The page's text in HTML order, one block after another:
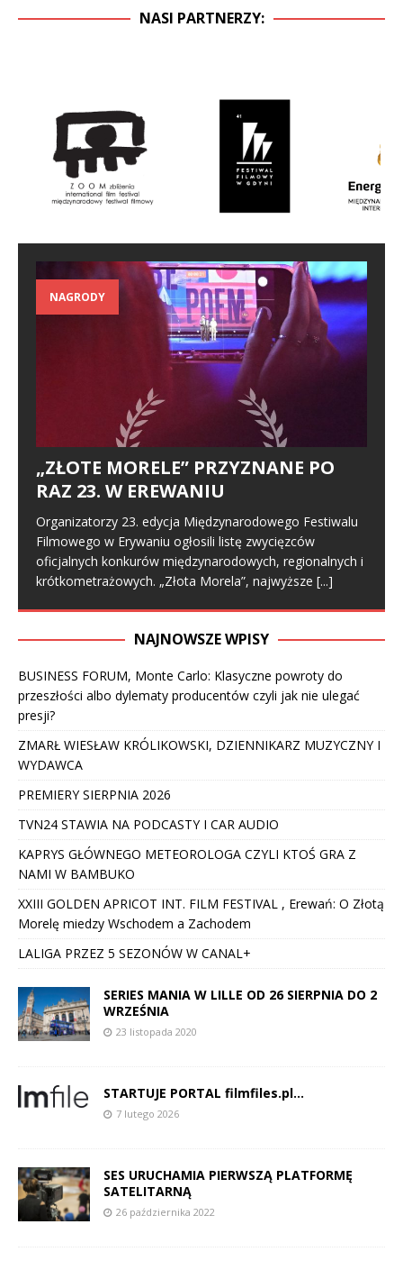
NASI PARTNERZY:
NAGRODY
„ZŁOTE MORELE” PRZYZNANE PO
RAZ 23. W EREWANIU
Organizatorzy 23. edycja Międzynarodowego Festiwalu
Filmowego w Erywaniu ogłosili listę zwycięzców
oficjalnych konkurów międzynarodowych, regionalnych i
krótkometrażowych. „Złota Morela”, najwyższe [...]
NAJNOWSZE WPISY
BUSINESS FORUM, Monte Carlo: Klasyczne powroty do
przeszłości albo dylematy producentów czyli jak nie ulegać
presji?
ZMARŁ WIESŁAW KRÓLIKOWSKI, DZIENNIKARZ MUZYCZNY I
WYDAWCA
PREMIERY SIERPNIA 2026
TVN24 STAWIA NA PODCASTY I CAR AUDIO
KAPRYS GŁÓWNEGO METEOROLOGA CZYLI KTOŚ GRA Z
NAMI W BAMBUKO
XXIII GOLDEN APRICOT INT. FILM FESTIVAL , Erewań: O Złotą
Morelę miedzy Wschodem a Zachodem
LALIGA PRZEZ 5 SEZONÓW W CANAL+
SERIES MANIA W LILLE OD 26 SIERPNIA DO 2
WRZEŚNIA
23 listopada 2020
STARTUJE PORTAL filmfiles.pl…
7 lutego 2026
SES URUCHAMIA PIERWSZĄ PLATFORMĘ
SATELITARNĄ
26 października 2022